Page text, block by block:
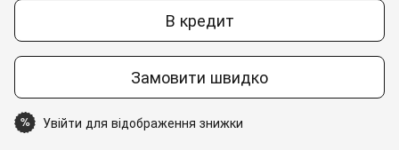
В кредит
Замовити швидко
% Увійти для відображення знижки